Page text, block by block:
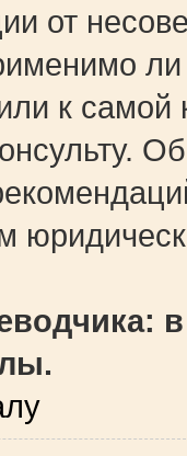
от
ли
к самой